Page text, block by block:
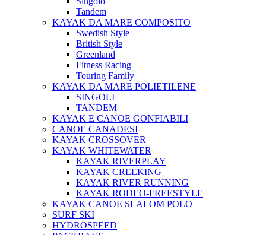
Tandem
KAYAK DA MARE COMPOSITO
Swedish Style
British Style
Greenland
Fitness Racing
Touring Family
KAYAK DA MARE POLIETILENE
SINGOLI
TANDEM
KAYAK E CANOE GONFIABILI
CANOE CANADESI
KAYAK CROSSOVER
KAYAK WHITEWATER
KAYAK RIVERPLAY
KAYAK CREEKING
KAYAK RIVER RUNNING
KAYAK RODEO-FREESTYLE
KAYAK CANOE SLALOM POLO
SURF SKI
HYDROSPEED